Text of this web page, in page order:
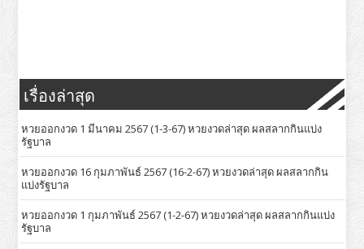
เรื่องล่าสุด
หวยออกงวด 1 มีนาคม 2567 (1-3-67) หวยงวดล่าสุด ผลสลากกินแบ่ง
รัฐบาล
หวยออกงวด 16 กุมภาพันธ์ 2567 (16-2-67) หวยงวดล่าสุด ผลสลากกิน
แบ่งรัฐบาล
หวยออกงวด 1 กุมภาพันธ์ 2567 (1-2-67) หวยงวดล่าสุด ผลสลากกินแบ่ง
รัฐบาล